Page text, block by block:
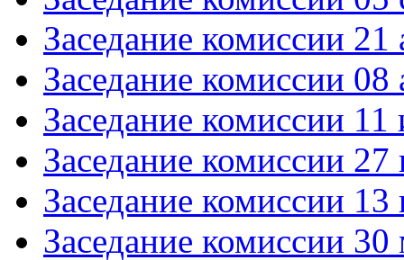
Заседание комиссии 21
Заседание комиссии 08
Заседание комиссии
Заседание комиссии
Заседание комиссии
Заседание комиссии